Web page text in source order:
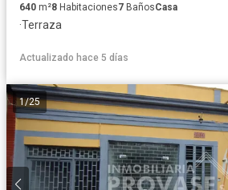
640 m²8 Habitaciones7 BañosCasa
·Terraza
Actualizado hace 5 días
1/25